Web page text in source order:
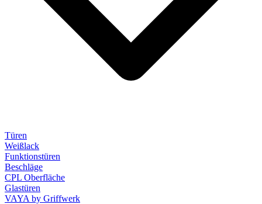
Türen
Weißlack
Funktionstüren
Beschläge
CPL Oberfläche
Glastüren
VAYA by Griffwerk